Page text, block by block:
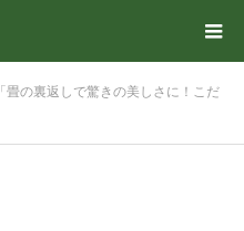
「畳の裏返しで驚きの美しさに！こだ